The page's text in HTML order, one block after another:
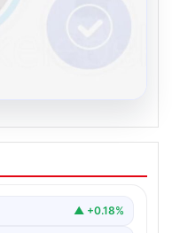
İletişimin
Deneyimi
Günümüzde
▲ +0.18%